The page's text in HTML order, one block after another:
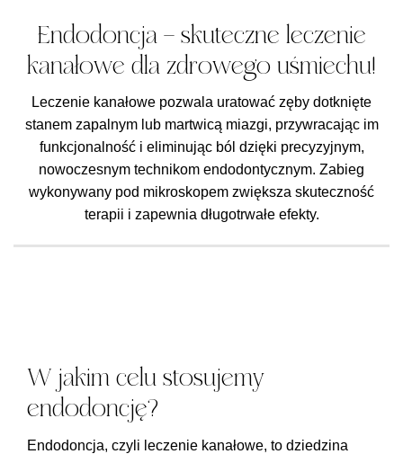
Endodoncja – skuteczne leczenie
kanałowe dla zdrowego uśmiechu!
Leczenie kanałowe pozwala uratować zęby dotknięte
stanem zapalnym lub martwicą miazgi, przywracając im
funkcjonalność i eliminując ból dzięki precyzyjnym,
nowoczesnym technikom endodontycznym. Zabieg
wykonywany pod mikroskopem zwiększa skuteczność
terapii i zapewnia długotrwałe efekty.
W jakim celu stosujemy
endodoncję?
Endodoncja, czyli leczenie kanałowe, to dziedzina